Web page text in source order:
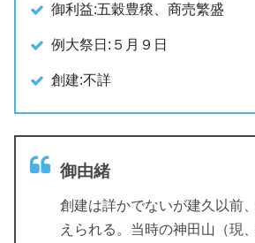
御利益:五穀豊穣、商売繁盛
例大祭日:５月９日
創建:不詳
御由緒
創建は詳かでないが建久以前
えられる。当時の神田山（現